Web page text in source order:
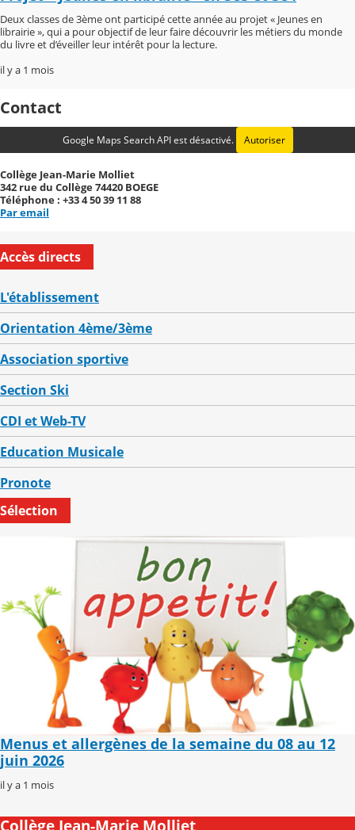
Deux classes de 3ème ont participé cette année au projet « Jeunes en
librairie », qui a pour objectif de leur faire découvrir les métiers du monde
du livre et d’éveiller leur intérêt pour la lecture.
il y a 1 mois
Contact
Google Maps Search API est désactivé. Autoriser
Collège Jean-Marie Molliet
342 rue du Collège 74420 BOEGE
Téléphone : +33 4 50 39 11 88
Par email
Accès directs
L'établissement
Orientation 4ème/3ème
Association sportive
Section Ski
CDI et Web-TV
Education Musicale
Pronote
Sélection
Menus et allergènes de la semaine du 08 au 12
juin 2026
il y a 1 mois
Collège Jean-Marie Molliet